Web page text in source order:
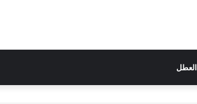
العطل